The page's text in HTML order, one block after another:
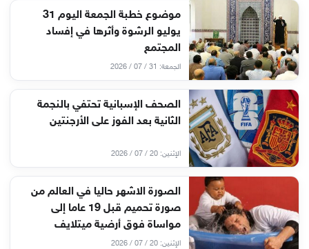
موضوع خطبة الجمعة اليوم 31
يوليو الرشوة وأثرها في إفساد
المجتمع
الجمعة: 31 / 07 / 2026
الصحف الإسبانية تحتفي بالنجمة
الثانية بعد الفوز على الأرجنتين
الإثنين: 20 / 07 / 2026
الصورة الاشهر حاليا في العالم من
صورة تحميم قبل 19 عاما إلى
مواساة فوق أرضية ميتلايف
الإثنين: 20 / 07 / 2026